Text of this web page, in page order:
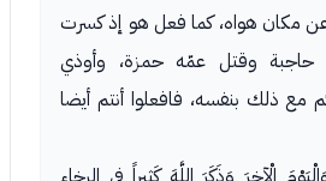
مكان هواه، كما فعل هو إذ كسرت
حاجبة وقتل عمّه حمزة، وأوذي
مع ذلك بنفسه، فافعلوا أنتم أيضا